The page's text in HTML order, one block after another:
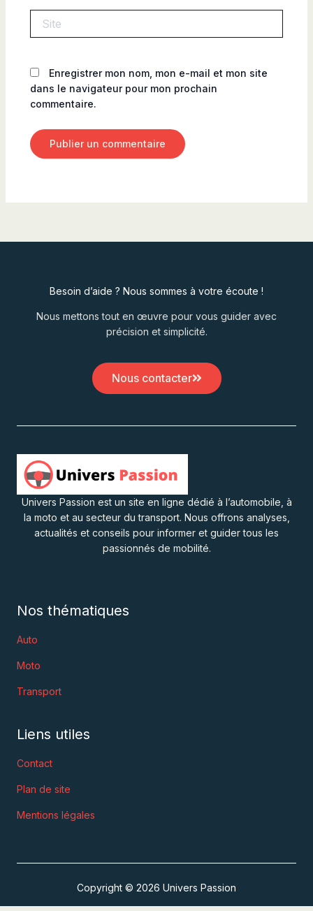
Enregistrer mon nom, mon e-mail et mon site
dans le navigateur pour mon prochain
commentaire.
Besoin d’aide ? Nous sommes à votre écoute !
Nous mettons tout en œuvre pour vous guider avec
précision et simplicité.
Nous contacter
Univers Passion est un site en ligne dédié à l’automobile, à
la moto et au secteur du transport. Nous offrons analyses,
actualités et conseils pour informer et guider tous les
passionnés de mobilité.
Nos thématiques
Auto
Moto
Transport
Liens utiles
Contact
Plan de site
Mentions légales
Copyright © 2026 Univers Passion